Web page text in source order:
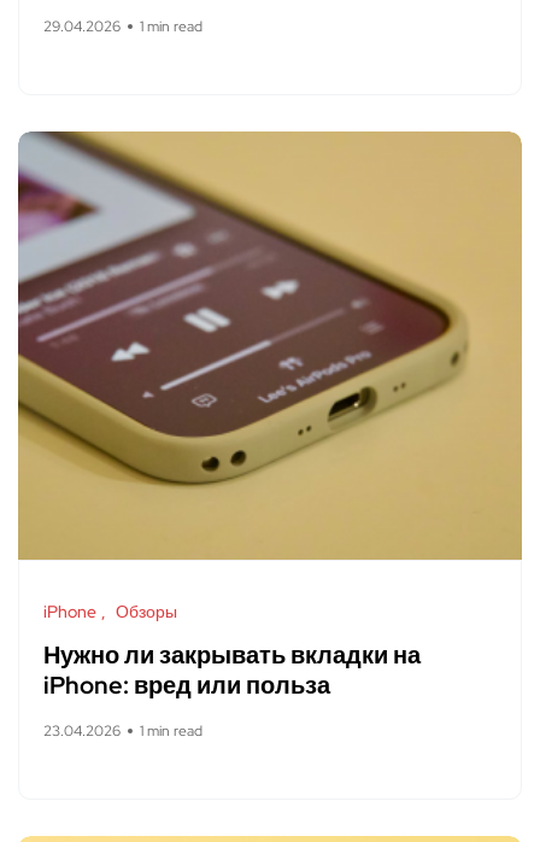
29.04.2026 1 min read
iPhone Обзоры
Нужно ли закрывать вкладки на
iPhone: вред или польза
23.04.2026 1 min read